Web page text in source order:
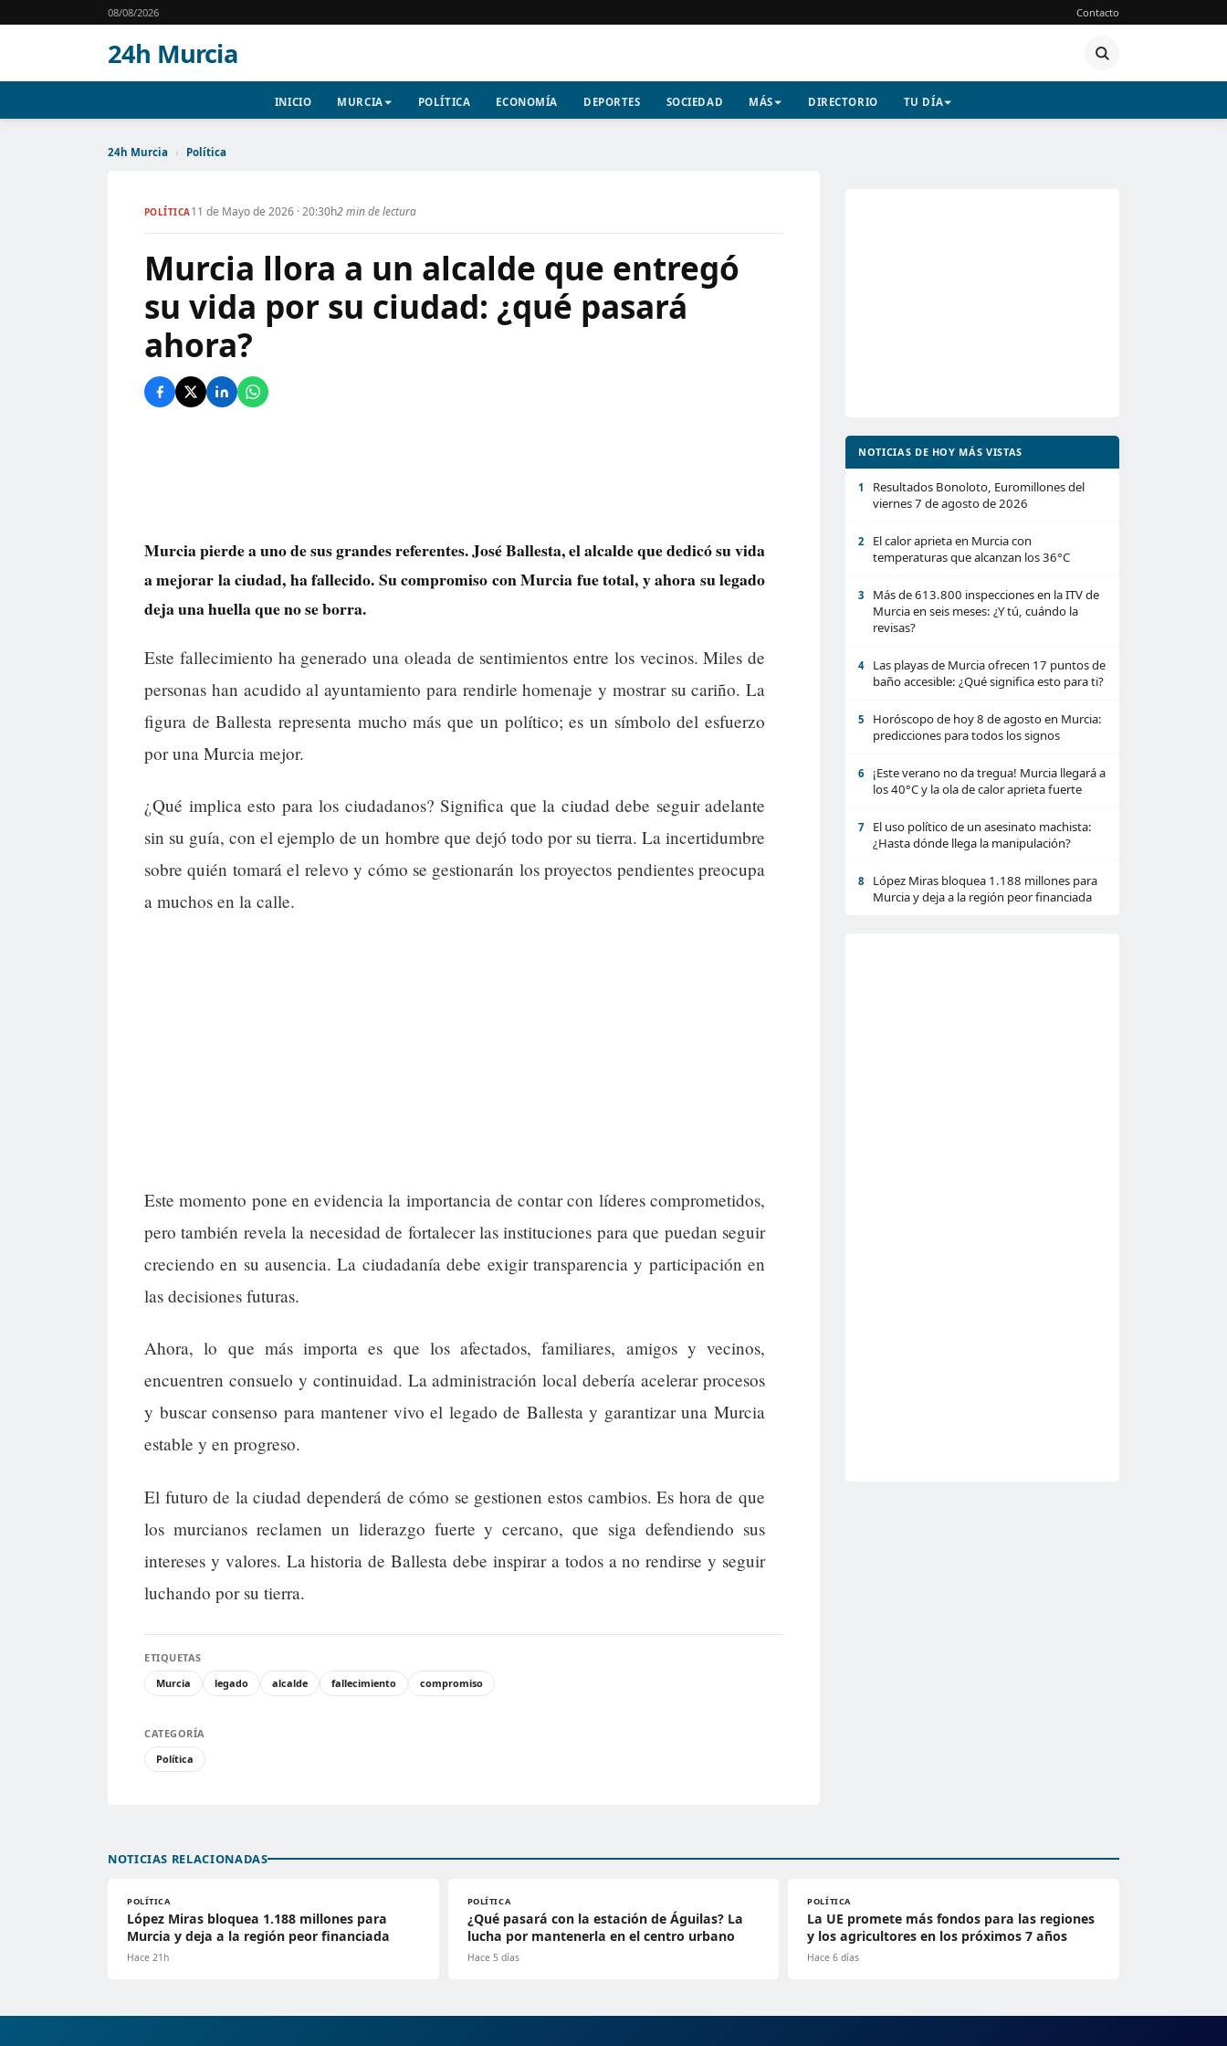
08/08/2026 Contacto
24h Murcia
INICIO MURCIA POLÍTICA ECONOMÍA DEPORTES SOCIEDAD MÁS DIRECTORIO TU DÍA
24h Murcia › Política
POLÍTICA11 de Mayo de 2026 · 20:30h2 min de lectura
Murcia llora a un alcalde que entregó
su vida por su ciudad: ¿qué pasará
ahora?
Murcia pierde a uno de sus grandes referentes. José Ballesta, el alcalde que dedicó su vida
a mejorar la ciudad, ha fallecido. Su compromiso con Murcia fue total, y ahora su legado
deja una huella que no se borra.
Este fallecimiento ha generado una oleada de sentimientos entre los vecinos. Miles de
personas han acudido al ayuntamiento para rendirle homenaje y mostrar su cariño. La
figura de Ballesta representa mucho más que un político; es un símbolo del esfuerzo
por una Murcia mejor.
¿Qué implica esto para los ciudadanos? Significa que la ciudad debe seguir adelante
sin su guía, con el ejemplo de un hombre que dejó todo por su tierra. La incertidumbre
sobre quién tomará el relevo y cómo se gestionarán los proyectos pendientes preocupa
a muchos en la calle.
Este momento pone en evidencia la importancia de contar con líderes comprometidos,
pero también revela la necesidad de fortalecer las instituciones para que puedan seguir
creciendo en su ausencia. La ciudadanía debe exigir transparencia y participación en
las decisiones futuras.
Ahora, lo que más importa es que los afectados, familiares, amigos y vecinos,
encuentren consuelo y continuidad. La administración local debería acelerar procesos
y buscar consenso para mantener vivo el legado de Ballesta y garantizar una Murcia
estable y en progreso.
El futuro de la ciudad dependerá de cómo se gestionen estos cambios. Es hora de que
los murcianos reclamen un liderazgo fuerte y cercano, que siga defendiendo sus
intereses y valores. La historia de Ballesta debe inspirar a todos a no rendirse y seguir
luchando por su tierra.
ETIQUETAS
Murcia
legado alcalde fallecimiento compromiso
CATEGORÍA
Política
NOTICIAS DE HOY MÁS VISTAS
1
Resultados Bonoloto, Euromillones del
viernes 7 de agosto de 2026
2
El calor aprieta en Murcia con
temperaturas que alcanzan los 36°C
3
Más de 613.800 inspecciones en la ITV de
Murcia en seis meses: ¿Y tú, cuándo la
revisas?
4
Las playas de Murcia ofrecen 17 puntos de
baño accesible: ¿Qué significa esto para ti?
5
Horóscopo de hoy 8 de agosto en Murcia:
predicciones para todos los signos
6
¡Este verano no da tregua! Murcia llegará a
los 40°C y la ola de calor aprieta fuerte
7
El uso político de un asesinato machista:
¿Hasta dónde llega la manipulación?
8
López Miras bloquea 1.188 millones para
Murcia y deja a la región peor financiada
NOTICIAS RELACIONADAS
POLÍTICA
López Miras bloquea 1.188 millones para
Murcia y deja a la región peor financiada
Hace 21h
POLÍTICA
¿Qué pasará con la estación de Águilas? La
lucha por mantenerla en el centro urbano
Hace 5 días
POLÍTICA
La UE promete más fondos para las regiones
y los agricultores en los próximos 7 años
Hace 6 días